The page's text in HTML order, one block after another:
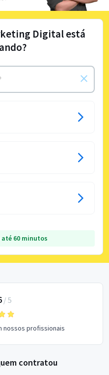
Digital está
60 minutos
/ 5
nossos profissionais
contratou